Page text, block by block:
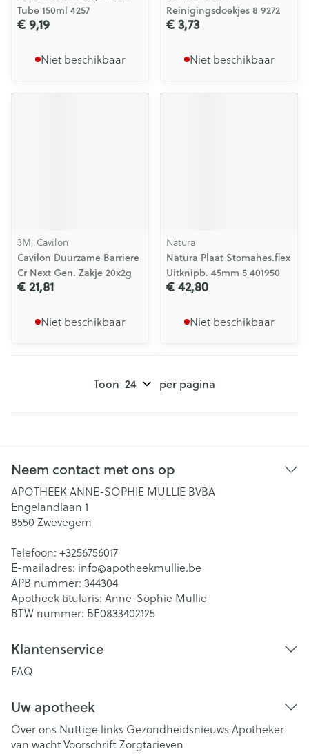
Tube 150ml 4257
€ 9,19
Niet beschikbaar
Reinigingsdoekjes 8 9272
€ 3,73
Niet beschikbaar
3M, Cavilon
Cavilon Duurzame Barriere
Cr Next Gen. Zakje 20x2g
€ 21,81
Niet beschikbaar
Natura
Natura Plaat Stomahes.flex
Uitknipb. 45mm 5 401950
€ 42,80
Niet beschikbaar
Toon per pagina
Neem contact met ons op
APOTHEEK ANNE-SOPHIE MULLIE BVBA
Engelandlaan 1
8550 Zwevegem
Telefoon: +3256756017
E-mailadres: info@apotheekmullie.be
APB nummer: 344304
Apotheek titularis: Anne-Sophie Mullie
BTW nummer: BE0833402125
Klantenservice
FAQ
Uw apotheek
Over ons Nuttige links Gezondheidsnieuws Apotheker
van wachtVoorschriftZorgtarieven